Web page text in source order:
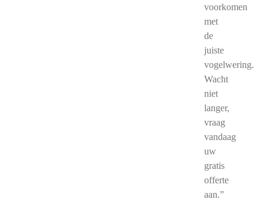
voorkomen
met
de
juiste
vogelwering.
Wacht
niet
langer,
vraag
vandaag
uw
gratis
offerte
aan.”